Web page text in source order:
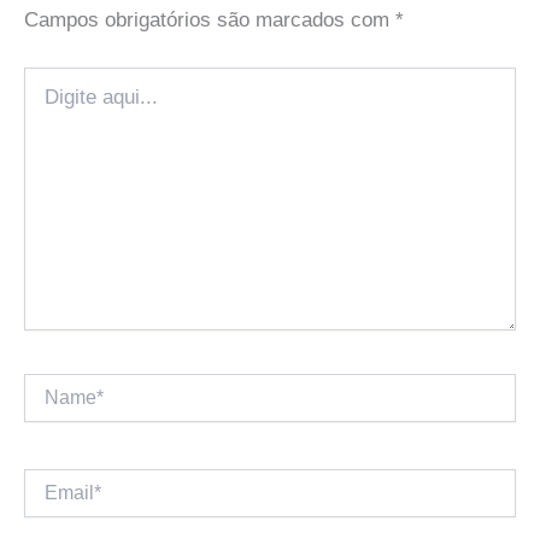
Campos obrigatórios são marcados com *
aqui...
Email*